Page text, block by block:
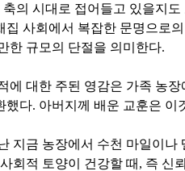
축의 시대로 접어들고 있을지도
집 사회에서 복잡한 문명으로
한 규모의 단절을 의미한다.
에 대한 주된 영감은 가족 농
했다. 아버지께 배운 교훈은
지금 농장에서 수천 마일이
회적 토양이 건강할 때, 즉 신